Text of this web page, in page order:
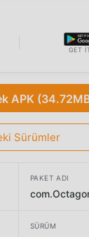
GET
APK
Sürümler
PAKET ADI
SÜRÜM